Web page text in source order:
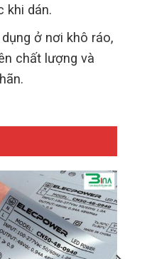
khi dán.
ở nơi khô ráo,
chất lượng và